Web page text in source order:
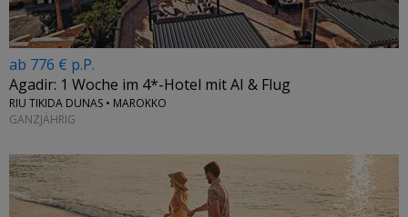
ab 776 € p.P.
Agadir: 1 Woche im 4*-Hotel mit AI & Flug
RIU TIKIDA DUNAS • MAROKKO
GANZJÄHRIG